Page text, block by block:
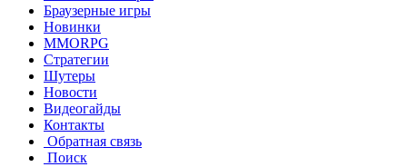
Браузерные игры
Новинки
MMORPG
Стратегии
Шутеры
Новости
Видеогайды
Контакты
Обратная связь
Поиск